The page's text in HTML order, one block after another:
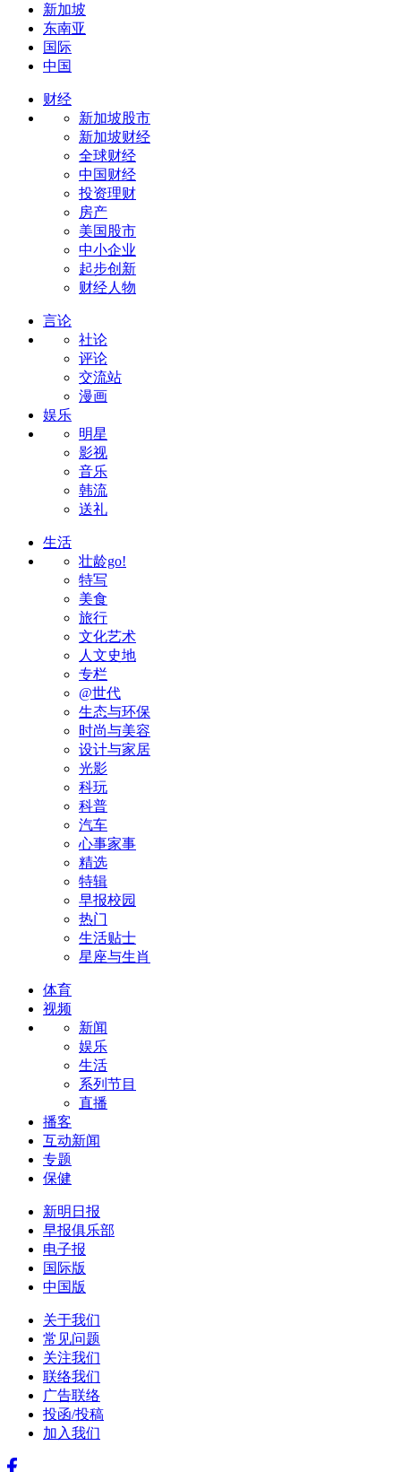
新加坡
东南亚
国际
中国
财经
新加坡股市
新加坡财经
全球财经
中国财经
投资理财
房产
美国股市
中小企业
起步创新
财经人物
言论
社论
评论
交流站
漫画
娱乐
明星
影视
音乐
韩流
送礼
生活
壮龄go!
特写
美食
旅行
文化艺术
人文史地
专栏
@世代
生态与环保
时尚与美容
设计与家居
光影
科玩
科普
汽车
心事家事
精选
特辑
早报校园
热门
生活贴士
星座与生肖
体育
视频
新闻
娱乐
生活
系列节目
直播
播客
互动新闻
专题
保健
新明日报
早报俱乐部
电子报
国际版
中国版
关于我们
常见问题
关注我们
联络我们
广告联络
投函/投稿
加入我们